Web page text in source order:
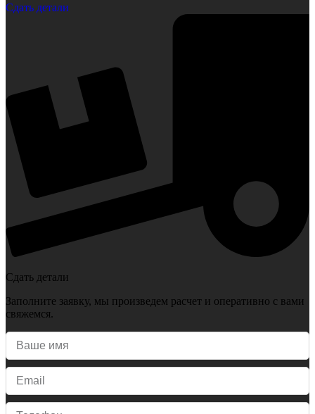
Сдать детали
Сдать детали
Заполните заявку, мы произведем расчет и оперативно с вами
свяжемся.